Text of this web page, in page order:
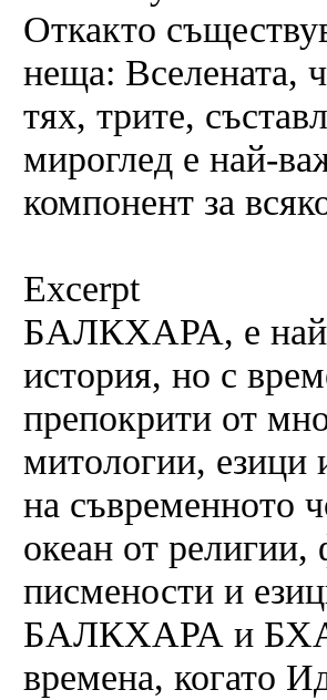
Откакто
неща: Вселената,
тях, трите,
мироглед е най-
компонент за
Excerpt
БАЛКХАРА, е най-
история, но с
препокрити от
митологии, езици
на съвременното
океан от
писмености и
БАЛКХАРА и
времена, когато